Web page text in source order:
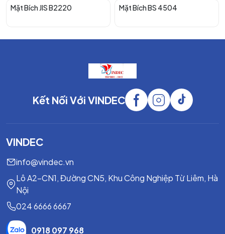
inox
F304, F304L, F316, F316L
chịu nhiệt
Loan, Việt Nam, Trung Quốc
Thiết kế đặc hoàn toàn, không có lỗ tâm.
Độ bền cơ học lớn, chống biến dạng tốt.
Đa dạng vật liệu cho nhiều ứng dụng khác nhau.
Dễ dàng tháo lắp khi bảo trì hệ thống.
Tuổi thọ sử dụng lâu dài.
Ưu Điểm
Mặt Bích JIS B2220 Mặt Bích BS 4504
Kết Nối Với VINDEC
VINDEC
info@vindec.vn
Lô A2-CN1, Đường CN5, Khu Công Nghiệp Từ Liêm, Hà
Nội
024 6666 6667
0918 097 968